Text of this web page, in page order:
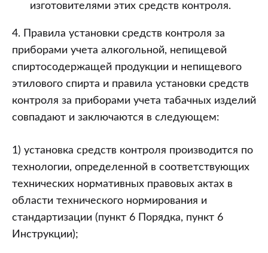
изготовителями этих средств контроля.
4. Правила установки средств контроля за
приборами учета алкогольной, непищевой
спиртосодержащей продукции и непищевого
этилового спирта и правила установки средств
контроля за приборами учета табачных изделий
совпадают и заключаются в следующем:
1) установка средств контроля производится по
технологии, определенной в соответствующих
технических нормативных правовых актах в
области технического нормирования и
стандартизации (пункт 6 Порядка, пункт 6
Инструкции);